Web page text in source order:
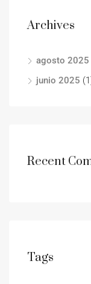
Archives
agosto 2025
junio 2025
Recent
Tags